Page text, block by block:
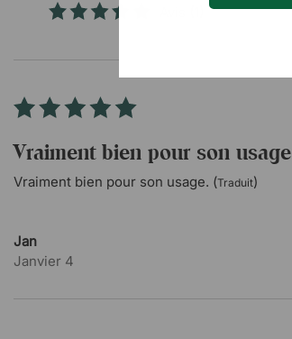
Vraiment bien pour son usage
Vraiment bien pour son usage. (Traduit)
Jan
Janvier 4